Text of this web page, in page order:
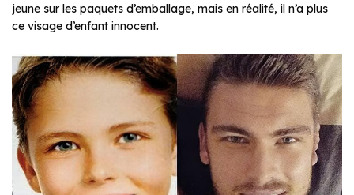
jeune sur les paquets d’emballage, mais en réalité, il n’a plus
ce visage d’enfant innocent.